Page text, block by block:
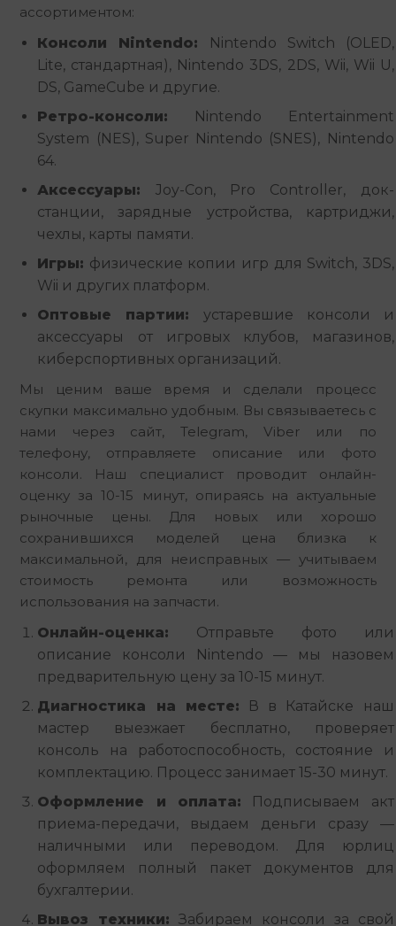
ассортиментом:
Консоли Nintendo: Nintendo Switch (OLED,
Lite, стандартная), Nintendo 3DS, 2DS, Wii, Wii U,
DS, GameCube и другие.
Ретро-консоли: Nintendo Entertainment
System (NES), Super Nintendo (SNES), Nintendo
64.
Аксессуары: Joy-Con, Pro Controller, док-
станции, зарядные устройства, картриджи,
чехлы, карты памяти.
Игры: физические копии игр для Switch, 3DS,
Wii и других платформ.
Оптовые партии: устаревшие консоли и
аксессуары от игровых клубов, магазинов,
киберспортивных организаций.
Мы ценим ваше время и сделали процесс
скупки максимально удобным. Вы связываетесь с
нами через сайт, Telegram, Viber или по
телефону, отправляете описание или фото
консоли. Наш специалист проводит онлайн-
оценку за 10-15 минут, опираясь на актуальные
рыночные цены. Для новых или хорошо
сохранившихся моделей цена близка к
максимальной, для неисправных — учитываем
стоимость ремонта или возможность
использования на запчасти.
Онлайн-оценка: Отправьте фото или
описание консоли Nintendo — мы назовем
предварительную цену за 10-15 минут.
Диагностика на месте: В в Катайске наш
мастер выезжает бесплатно, проверяет
консоль на работоспособность, состояние и
комплектацию. Процесс занимает 15-30 минут.
Оформление и оплата: Подписываем акт
приема-передачи, выдаем деньги сразу —
наличными или переводом. Для юрлиц
оформляем полный пакет документов для
бухгалтерии.
Вывоз техники: Забираем консоли за свой